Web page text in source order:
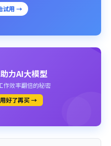
试用 →
力AI大模型
作效率翻倍的秘密
好了再买 →